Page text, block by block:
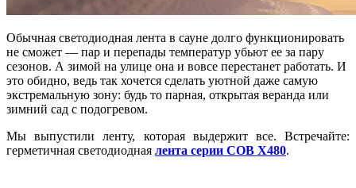
Обычная светодиодная лента в сауне долго функционировать
не сможет — пар и перепады температур убьют ее за пару
сезонов. А зимой на улице она и вовсе перестанет работать. И
это обидно, ведь так хочется сделать уютной даже самую
экстремальную зону: будь то парная, открытая веранда или
зимний сад с подогревом.
Мы выпустили ленту, которая выдержит все. Встречайте:
герметичная светодиодная лента серии COB X480.